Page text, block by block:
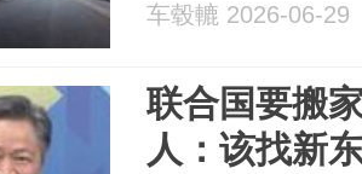
车毂轆 2026-06-29
联合国要搬
人：该找新